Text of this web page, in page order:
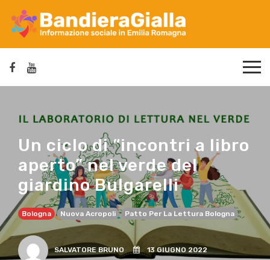
Un ciclo di “incontri a libro
aperto” nel verde del
giardino Bulgarelli
Bologna Nuova Acropoli Patto Per La Lettura Bologna
SALVATORE BRUNO 13 GIUGNO 2022